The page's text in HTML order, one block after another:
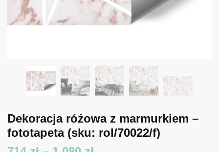
Dekoracja różowa z marmurkiem –
fototapeta (sku: rol/70022/f)